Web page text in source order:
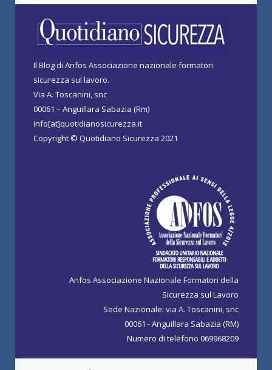
Il Blog di Anfos Associazione nazionale formatori
sicurezza sul lavoro.
Via A. Toscanini, snc
00061 – Anguillara Sabazia (Rm)
info[at]quotidianosicurezza.it
Copyright © Quotidiano Sicurezza 2021
Anfos Associazione Nazionale Formatori della
Sicurezza sul Lavoro
Sede Nazionale: via A. Toscanini, snc
00061 - Anguillara Sabazia (RM)
Numero di telefono 069968209